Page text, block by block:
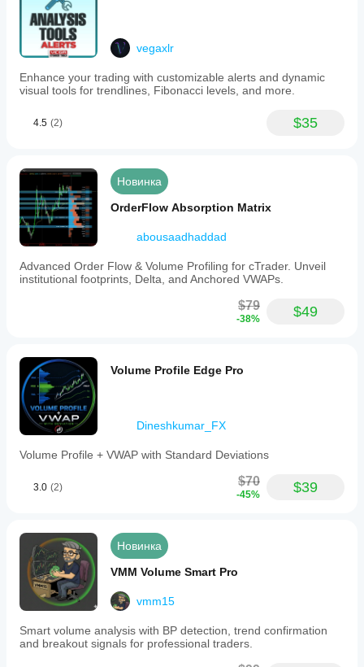
vegaxlr
Enhance your trading with customizable alerts and dynamic
visual tools for trendlines, Fibonacci levels, and more.
4.5 (2) $35
Новинка
OrderFlow Absorption Matrix
abousaadhaddad
Advanced Order Flow & Volume Profiling for cTrader. Unveil
institutional footprints, Delta, and Anchored VWAPs.
$79
-38% $49
Volume Profile Edge Pro
Dineshkumar_FX
Volume Profile + VWAP with Standard Deviations
3.0 (2) $70
-45% $39
Новинка
VMM Volume Smart Pro
vmm15
Smart volume analysis with BP detection, trend confirmation
and breakout signals for professional traders.